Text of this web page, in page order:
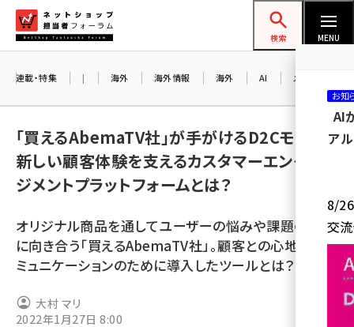
ン
ネットショップ担当者フォーラム
検索 MENU
amazon (2249)
楽天 (1871)
ecbeing (1207)
base (1077)
連載・特集 | 海外 海外情報 海外 AI メタバース
「買えるAbemaTV社」が手がけるD2Cモデル。
新しい顧客体験を支えるカスタマーエンゲー
ジメントプラットフォームとは？
オリジナル商品を通してユーザーの悩みや課題の解決
に向き合う「買えるAbemaTV社」。顧客との心地良いコ
ミュニケーションのために導入したツールとは？
大村 マリ
2022年1月27日 8:00
お知
AI
ア
8/26
交